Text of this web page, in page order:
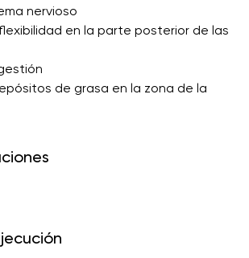
nervioso
en la parte posterior de las
de grasa en la zona de la